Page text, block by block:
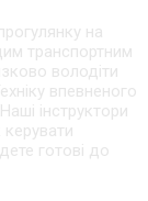
на
транспортним
володіти
впевненого
інструктори
готові до